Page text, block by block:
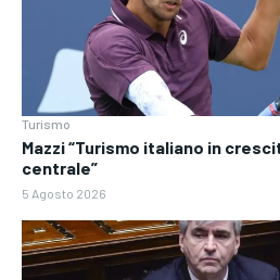
Turismo
Mazzi “Turismo italiano in
centrale”
5 Agosto 2026